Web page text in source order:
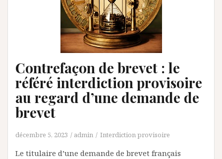
Contrefaçon de brevet : le
référé interdiction provisoire
au regard d’une demande de
brevet
décembre 5, 2023 admin Interdiction provisoire
Le titulaire d’une demande de brevet français